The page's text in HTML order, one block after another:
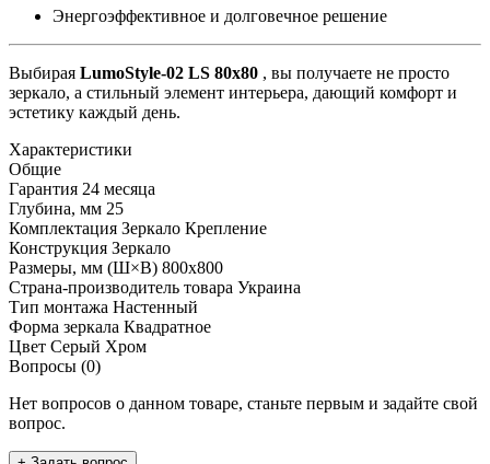
Энергоэффективное и долговечное решение
Выбирая LumoStyle-02 LS 80x80 , вы получаете не просто
зеркало, а стильный элемент интерьера, дающий комфорт и
эстетику каждый день.
Характеристики
Общие
Гарантия 24 месяца
Глубина, мм 25
Комплектация Зеркало Крепление
Конструкция Зеркало
Размеры, мм (Ш×В) 800x800
Страна-производитель товара Украина
Тип монтажа Настенный
Форма зеркала Квадратное
Цвет Серый Хром
Вопросы (0)
Нет вопросов о данном товаре, станьте первым и задайте свой
вопрос.